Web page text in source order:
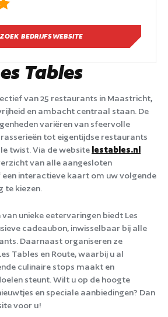
BEDRIJFSWEBSITE
Tables
van 25 restaurants in Maastricht,
en ambacht centraal staan. De
variëren van sfeervolle
tot eigentijdse restaurants
twist. Via de website lestables.nl
van alle aangesloten
interactieve kaart om uw volgende
te kiezen.
unieke eetervaringen biedt Les
cadeaubon, inwisselbaar bij alle
Daarnaast organiseren ze
Tables en Route, waarbij u al
culinaire stops maakt en
steunt. Wilt u op de hoogte
en speciale aanbiedingen? Dan
voor u!